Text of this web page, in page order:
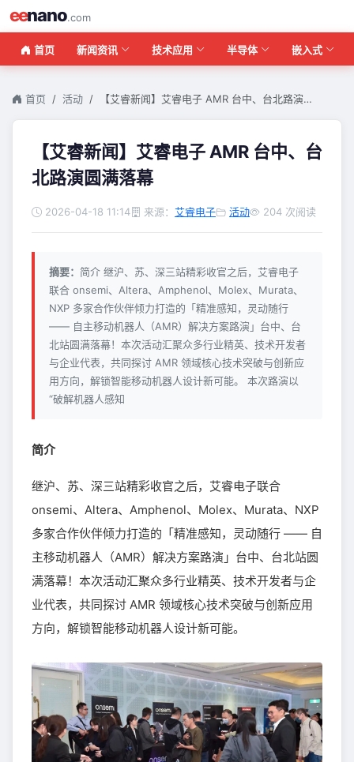
eenano.com
首页 新闻资讯 技术应用 半导体 嵌入式
首页 活动 【艾睿新闻】艾睿电子 AMR 台中、台北路演…
【艾睿新闻】艾睿电子 AMR 台中、台
北路演圆满落幕
2026-04-18 11:14 来源： 艾睿电子 活动 204 次阅读
摘要： 简介 继沪、苏、深三站精彩收官之后，艾睿电子
联合 onsemi、Altera、Amphenol、Molex、Murata、
NXP 多家合作伙伴倾力打造的「精准感知，灵动随行
—— 自主移动机器人（AMR）解决方案路演」台中、台
北站圆满落幕！本次活动汇聚众多行业精英、技术开发者
与企业代表，共同探讨 AMR 领域核心技术突破与创新应
用方向，解锁智能移动机器人设计新可能。 本次路演以
“破解机器人感知
简介
继沪、苏、深三站精彩收官之后，艾睿电子联合
onsemi、Altera、Amphenol、Molex、Murata、NXP
多家合作伙伴倾力打造的「精准感知，灵动随行 —— 自
主移动机器人（AMR）解决方案路演」台中、台北站圆
满落幕！本次活动汇聚众多行业精英、技术开发者与企
业代表，共同探讨 AMR 领域核心技术突破与创新应用
方向，解锁智能移动机器人设计新可能。